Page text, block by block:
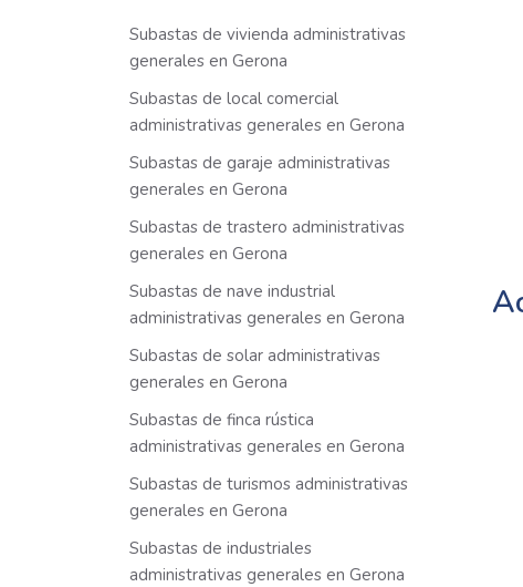
Subastas de vivienda administrativas
generales en Gerona
Subastas de local comercial
administrativas generales en Gerona
Subastas de garaje administrativas
generales en Gerona
Subastas de trastero administrativas
generales en Gerona
Subastas de nave industrial
administrativas generales en Gerona
Subastas de solar administrativas
generales en Gerona
Subastas de finca rústica
administrativas generales en Gerona
Subastas de turismos administrativas
generales en Gerona
Subastas de industriales
administrativas generales en Gerona